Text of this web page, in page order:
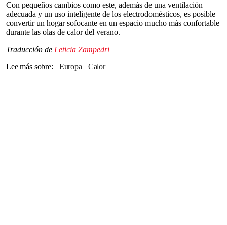
Con pequeños cambios como este, además de una ventilación
adecuada y un uso inteligente de los electrodomésticos, es posible
convertir un hogar sofocante en un espacio mucho más confortable
durante las olas de calor del verano.
Traducción de Leticia Zampedri
Lee más sobre
Europa calor